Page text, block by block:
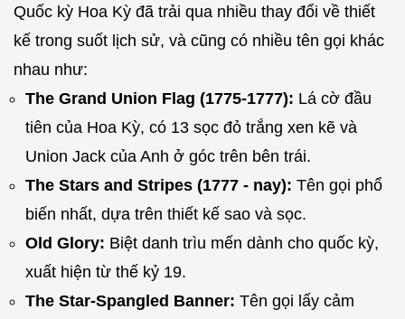
Quốc kỳ Hoa Kỳ đã trải qua nhiều thay đổi về thiết
kế trong suốt lịch sử, và cũng có nhiều tên gọi khác
nhau như:
The Grand Union Flag (1775-1777): Lá cờ đầu
tiên của Hoa Kỳ, có 13 sọc đỏ trắng xen kẽ và
Union Jack của Anh ở góc trên bên trái.
The Stars and Stripes (1777 - nay): Tên gọi phổ
biến nhất, dựa trên thiết kế sao và sọc.
Old Glory: Biệt danh trìu mến dành cho quốc kỳ,
xuất hiện từ thế kỷ 19.
The Star-Spangled Banner: Tên gọi lấy cảm